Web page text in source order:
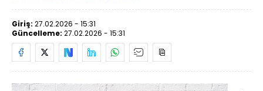
Giriş: 27.02.2026 - 15:31
Güncelleme: 27.02.2026 - 15:31